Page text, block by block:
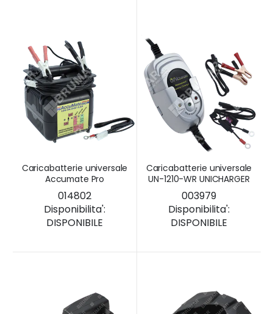
Caricabatterie universale
Accumate Pro
014802
Disponibilita':
DISPONIBILE
Caricabatterie universale
UN-1210-WR UNICHARGER
003979
Disponibilita':
DISPONIBILE